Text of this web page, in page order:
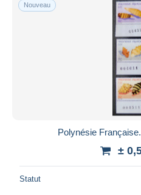
Nouveau
Polynésie
±
Statut